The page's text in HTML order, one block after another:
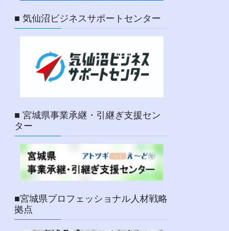
■ 気仙沼ビジネスサポートセンター
■ 宮城県事業承継・引継ぎ支援セン
ター
■宮城県プロフェッショナル人材戦略
拠点